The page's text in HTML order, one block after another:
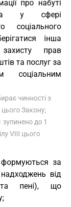
про набуті
у сфері
соціального
інша
прав
та послуг за
соціальним
чинності з
цього Закону;
зупинено до 1
VIII цього
за
від
та пені), що